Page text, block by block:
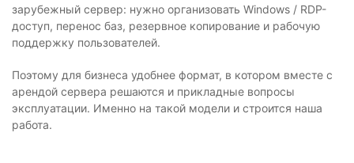
зарубежный сервер: нужно организовать Windows / RDP-
доступ, перенос баз, резервное копирование и рабочую
поддержку пользователей.
Поэтому для бизнеса удобнее формат, в котором вместе с
арендой сервера решаются и прикладные вопросы
эксплуатации. Именно на такой модели и строится наша
работа.